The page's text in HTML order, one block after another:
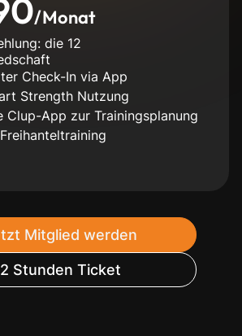
/Monat
die 12
Check-In via App
Strength Nutzung
Clup-App zur Trainingsplanung
Mitglied werden
2 Stunden Ticket